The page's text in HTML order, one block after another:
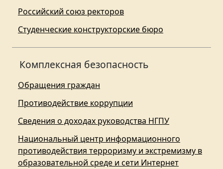
Российский союз ректоров
Студенческие конструкторские бюро
Комплексная безопасность
Обращения граждан
Противодействие коррупции
Сведения о доходах руководства НГПУ
Национальный центр информационного
противодействия терроризму и экстремизму в
образовательной среде и сети Интернет